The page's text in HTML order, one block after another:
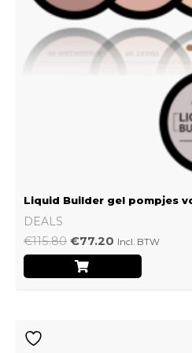
Liquid Builder gel pompjes
DEALS
€115.80 €77.20 Incl. BTW